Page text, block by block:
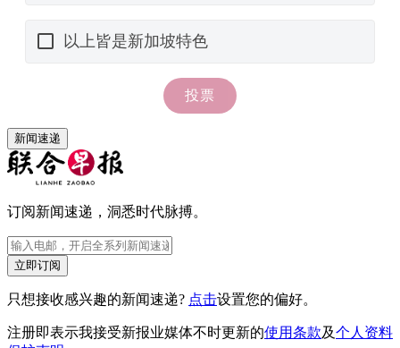
新闻速递
订阅新闻速递，洞悉时代脉搏。
立即订阅
只想接收感兴趣的新闻速递? 点击设置您的偏好。
注册即表示我接受新报业媒体不时更新的使用条款及个人资料